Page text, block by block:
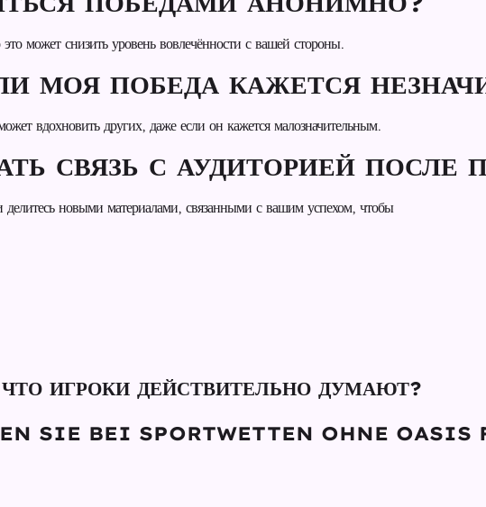
может снизить уровень вовлечённости с вашей стороны.
МОЯ ПОБЕДА КАЖЕТСЯ
вдохновить других, даже если он кажется малозначительным.
СВЯЗЬ С АУДИТОРИЕЙ ПОСЛЕ
делитесь новыми материалами, связанными с вашим успехом, чтобы
ИГРОКИ ДЕЙСТВИТЕЛЬНО ДУМАЮТ?
SIE BEI SPORTWETTEN OHNE OASIS